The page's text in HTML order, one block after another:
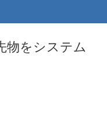
物をシステム